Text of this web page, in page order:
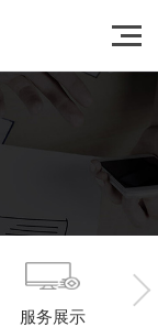
服务展示